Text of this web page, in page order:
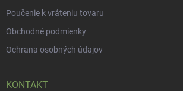
Poučenie k vráteniu tovaru
Obchodné podmienky
Ochrana osobných údajov
KONTAKT